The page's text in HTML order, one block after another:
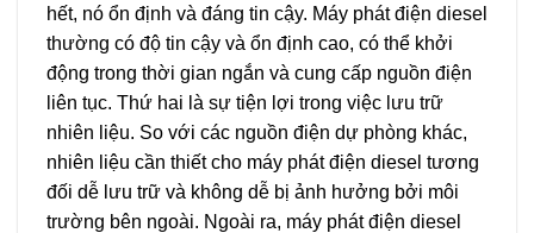
hết, nó ổn định và đáng tin cậy. Máy phát điện diesel
thường có độ tin cậy và ổn định cao, có thể khởi
động trong thời gian ngắn và cung cấp nguồn điện
liên tục. Thứ hai là sự tiện lợi trong việc lưu trữ
nhiên liệu. So với các nguồn điện dự phòng khác,
nhiên liệu cần thiết cho máy phát điện diesel tương
đối dễ lưu trữ và không dễ bị ảnh hưởng bởi môi
trường bên ngoài. Ngoài ra, máy phát điện diesel